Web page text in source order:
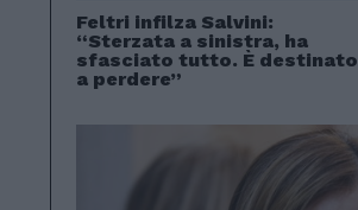
Feltri infilza Salvini:
“Sterzata a sinistra, ha
sfasciato tutto. È destinato
a perdere”